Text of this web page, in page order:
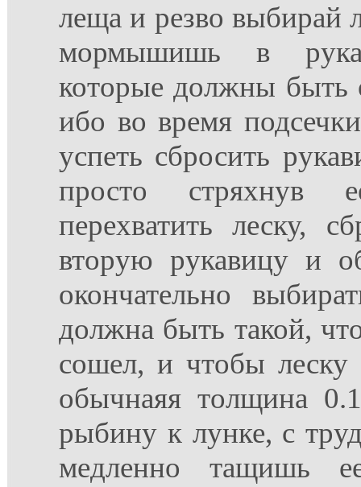
леща и резво выбирай
мормышишь в
которые должны быть
ибо во время
успеть сбросить
просто стряхнув
перехватить леску,
вторую рукавицу и
окончательно
должна быть такой,
сошел, и чтобы леску
обычнаяя толщина
рыбину к лунке, с
медленно тащишь